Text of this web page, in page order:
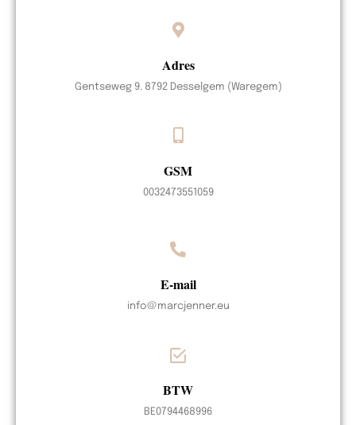
Adres
Gentseweg 9. 8792 Desselgem (Waregem)
GSM
0032473551059
E-mail
info@marcjenner.eu
BTW
BE0794468996